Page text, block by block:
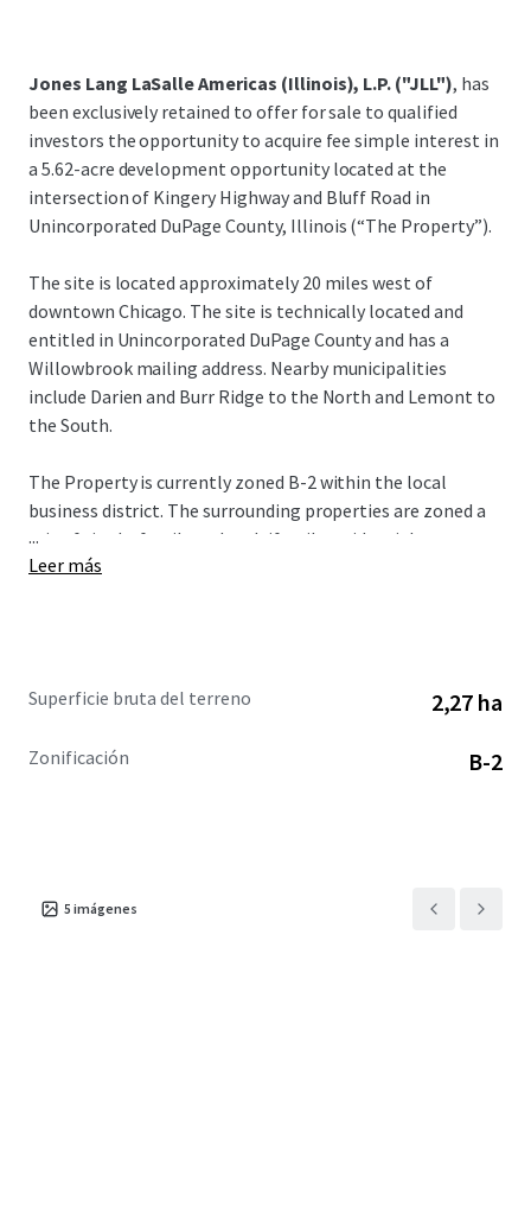
Jones Lang LaSalle Americas (Illinois), L.P. ("JLL"), has
been exclusively retained to offer for sale to qualified
investors the opportunity to acquire fee simple interest in
a 5.62-acre development opportunity located at the
intersection of Kingery Highway and Bluff Road in
Unincorporated DuPage County, Illinois (“The Property”).
The site is located approximately 20 miles west of
downtown Chicago. The site is technically located and
entitled in Unincorporated DuPage County and has a
Willowbrook mailing address. Nearby municipalities
include Darien and Burr Ridge to the North and Lemont to
the South.
The Property is currently zoned B-2 within the local
business district. The surrounding properties are zoned a
mix of single-family and multifamily residential.
...
Leer más
Superficie bruta del terreno 2,27 ha
Zonificación B-2
5 imágenes